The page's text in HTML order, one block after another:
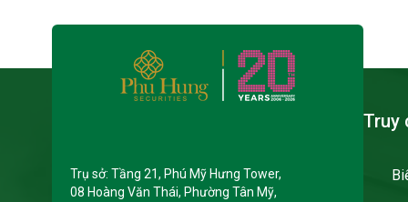
Trụ sở: Tầng 21, Phú Mỹ Hưng Tower,
08 Hoàng Văn Thái, Phường Tân Mỹ,
Truy